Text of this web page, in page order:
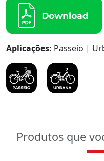
Aplicações: Passeio |
Produtos que